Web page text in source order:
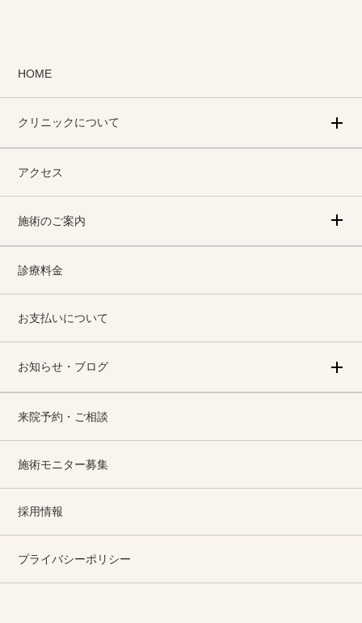
HOME
クリニックについて
アクセス
施術のご案内
診療料金
お支払いについて
お知らせ・ブログ
来院予約・ご相談
施術モニター募集
採用情報
プライバシーポリシー